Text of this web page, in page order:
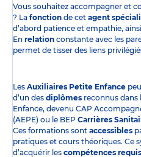
Vous souhaitez accompagner et
? La fonction de cet agent
d’abord patience et empathie,
En relation constante avec les
permet de tisser des liens
Les Auxiliaires Petite Enfance
d’un des diplômes reconnus dans
Enfance, devenu CAP
(AEPE) ou le BEP Carrières
Ces formations sont accessibles
pratiques et cours théoriques. Ce
d’acquérir les compétences